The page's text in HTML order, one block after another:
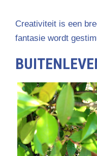
Creativiteit is een
fantasie wordt